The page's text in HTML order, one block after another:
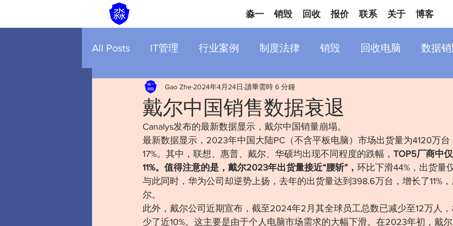
淼一 销毁 回收 报价 联系 关于 博客
All Posts IT管理 行业案例 制度法律 销毁 回收电脑 数据
戴尔中国销售数据衰退
Gao Zhe 2024年4月24日 讀畢需時 6 分鐘
Canalys发布的最新数据显示，戴尔中国销量崩塌。
最新数据显示，2023年中国大陆PC（不含平板电脑）市场出货量为4120万台
17%。其中，联想、惠普、戴尔、华硕均出现不同程度的跌幅， TOP5厂商中
11%。值得注意的是，戴尔2023年出货量接近“腰斩”， 环比下滑44%，出货量
与此同时，华为公司却逆势上扬，去年的出货量达到398.6万台，增长了11%
尔。
此外，戴尔公司近期宣布，截至2024年2月其全球员工总数已减少至12万人
少了近10%。这主要是由于个人电脑市场需求的大幅下滑。在2023年初，戴